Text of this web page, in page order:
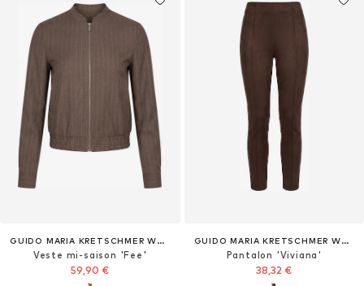
GUIDO MARIA KRETSCHMER WOMEN
Veste mi-saison 'Fee'
59,90 €
GUIDO MARIA KRETSCHMER WOMEN
Pantalon 'Viviana'
38,32 €